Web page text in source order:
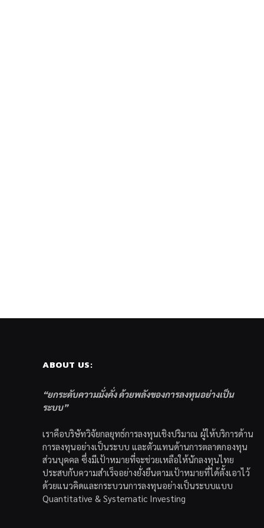
ABOUT US:
“ยกระดับความมั่งคั่ง ด้วยพลังของการลงทุนอย่างเป็น
ระบบ”
เราคือบริษัทวิจัยกลยุทธ์การลงทุนเชิงปริมาณ ผู้ให้บริการด้าน
การลงทุนอย่างเป็นระบบ และตัวแทนด้านการตลาดกองทุน
ส่วนบุคคล ซึ่งมีเป้าหมายที่จะช่วยเหลือให้นักลงทุนไทย
ประสบกับความสำเร็จอย่างยั่งยืนตามเป้าหมายที่ได้ตั้งเอาไว้
ด้วยแนวคิดและกระบวนการลงทุนอย่างเป็นระบบแบบ
Quantitative & Systematic Investing